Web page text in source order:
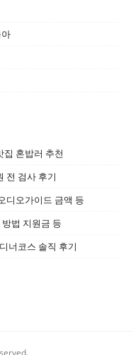
혼밥러 추천
전 검사 후기
디오가이드 금액 등
법 지원금 등
너코스 솔직 후기